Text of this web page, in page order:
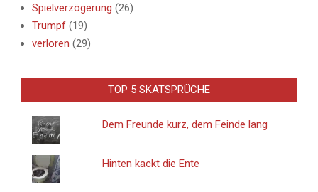
Spielverzögerung (26)
Trumpf (19)
verloren (29)
TOP 5 SKATSPRÜCHE
Dem Freunde kurz, dem Feinde lang
Hinten kackt die Ente